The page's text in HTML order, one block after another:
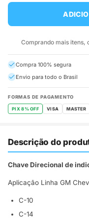
Comprando mais itens,
Compra 100% segura
Envio para todo o Brasil
FORMAS DE PAGAMENTO
PIX 8% OFF VISA MASTER
Descrição do
Chave Direcional de
Aplicação Linha GM
C-10
C-14